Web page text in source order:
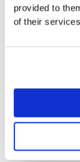
provided to
of their